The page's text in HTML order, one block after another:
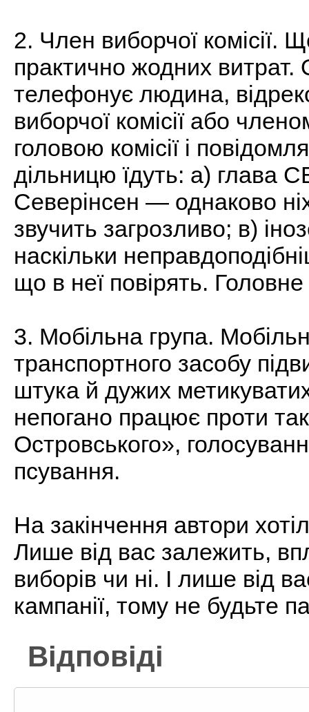
2. Член виборчої комісії.
практично жодних витрат.
телефонує людина,
виборчої комісії або
головою комісії і
дільницю їдуть: а) глава
Северінсен — однаково
звучить загрозливо; в)
наскільки
що в неї повірять.
3. Мобільна група.
транспортного засобу
штука й дужих
непогано працює проти
Островського»,
псування.
На закінчення автори
Лише від вас залежить,
виборів чи ні. І лише від
кампанії, тому не будьте
Відповіді